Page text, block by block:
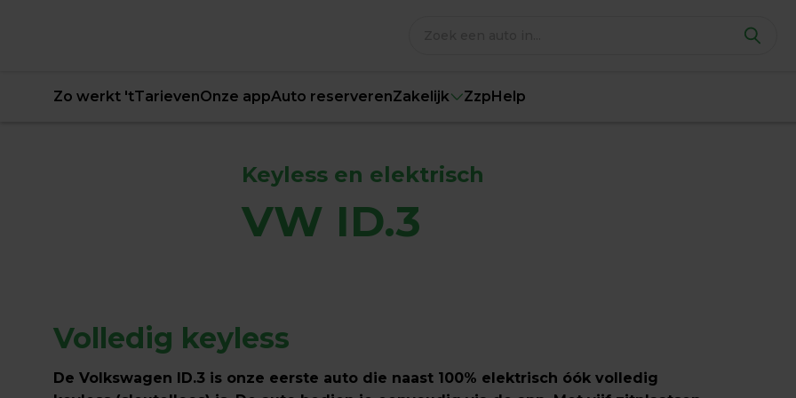
Zo werkt 'tTarievenOnze appAuto reserverenZakelijk ZzpHelp
Keyless en elektrisch
VW ID.3
Volledig keyless
De Volkswagen ID.3 is onze eerste auto die naast 100% elektrisch óók volledig